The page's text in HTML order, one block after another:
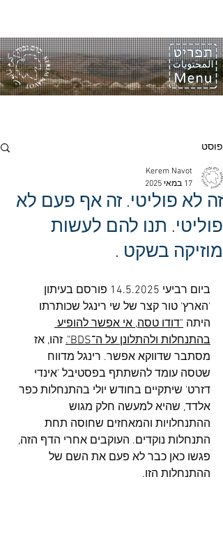
פוסט
זה לא פוליטי. זה אף פעם לא
פוליטי. תנו להם לעשות
מוזיקה בשקט .
Kerem Navot
17 במאי 2025
ביום רביעי 14.5.2025 פורסם בעיתון
'הארץ' טור קצר של שי רינגל שכותרתו
היתה "דודו טסה, אי אפשר להופיע
בהתנחלות ולהתלונן על ה־BDS".
זהו, אז
מסתבר שדווקא אפשר. רינגל מדווח
שטסה עומד להשתתף בפסטיבל 'אינדי
דזרט' שיתקיים בחודש יולי בהתנחלות כפר
אלדד, שהיא למעשה חלק מגוש
ההתנחלויות והמאחזים שחוסה תחת
התנחלות נוקדים. העוקבים אחרי הדף הזה,
פגשו כאן כבר לא פעם את השם של
ההתנחלות הזו.